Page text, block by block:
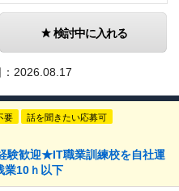
検討中に入れる
2026.08.17
要 話を聞きたい応募可
験歓迎★IT職業訓練校を自社運
10ｈ以下